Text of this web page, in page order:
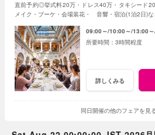
直前予約◎挙式料20万・ドレス40万・タキシード
メイク・ブーケ・会場装花・ 音響・宿泊(1泊2日)
09:00～ 10:00～ 13:00～
3時間程度
詳しくみる
同日開催の他のフェアを見